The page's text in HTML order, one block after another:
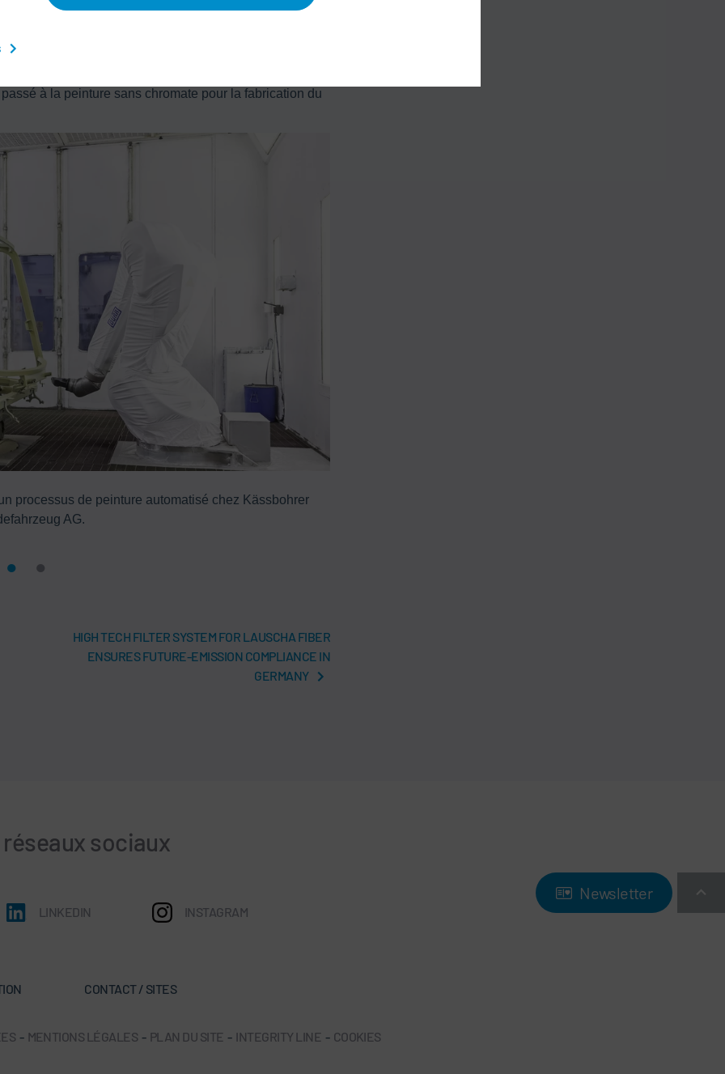
au travail
en faveur de l'automatisation du processus de
sont exposés aux vapeurs de la peinture et des
moins de risques . Dans le cadre du
à la peinture sans chromate pour la fabrication du
processus de peinture automatisé chez Kässbohrer
AG.
HIGH TECH FILTER SYSTEM FOR LAUSCHA FIBER
ENSURES FUTURE-EMISSION COMPLIANCE IN
GERMANY
Newsletter
sociaux
LINKEDIN INSTAGRAM
CONTACT / SITES
- MENTIONS LÉGALES - PLAN DU SITE - INTEGRITY LINE - COOKIES